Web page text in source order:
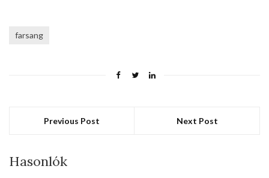
farsang
Previous Post Next Post
Hasonlók